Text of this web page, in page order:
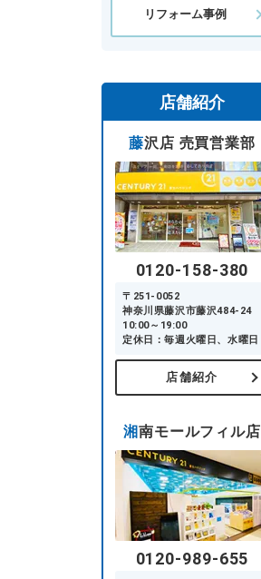
リフォーム事例
店舗紹介
藤沢店 売買営業部
0120-158-380
〒251-0052
神奈川県藤沢市藤沢484-24
10:00～19:00
定休日：毎週火曜日、水曜日
店舗紹介
湘南モールフィル店
0120-989-655